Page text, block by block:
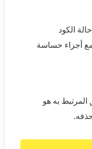
الكود
مع أجزاء حساسة
المرتبط به هو